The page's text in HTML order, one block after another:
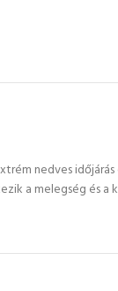
nedves
a melegség és a